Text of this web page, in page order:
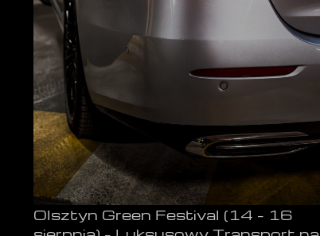
Olsztyn Green Festival (14 – 16